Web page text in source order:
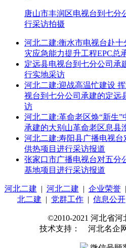
唐山市丰润区电视台到七分
行采访拍摄
河北二建:衡水市电视台赴
灾应急能力提升工程EPC总
定远县电视台到七分公司承
行实地采访
河北二建:迎战高温忙建设
视台到七分公司承建的定远
访
河北二建:革命老区焕“新生
承建的大别山革命老区息县
河北二建:寿阳县广播电视
供热项目进行采访报道
张家口市广播电视台对五分
基地项目进行采访报道
河北二建 | 河北二建 | 企业荣誉|
北二建 | 党群工作 | 信息公开
©2010-2021 河北省河
技术支持： 河北名企